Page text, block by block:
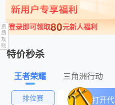
打开
登录即可领取80元新人福利
特价秒杀
王者荣耀 三角洲行动
排位赛 荣耀战力